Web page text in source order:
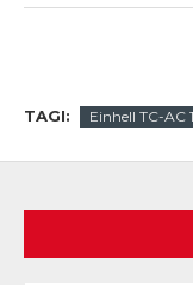
TAGI: Einhell TC-AC